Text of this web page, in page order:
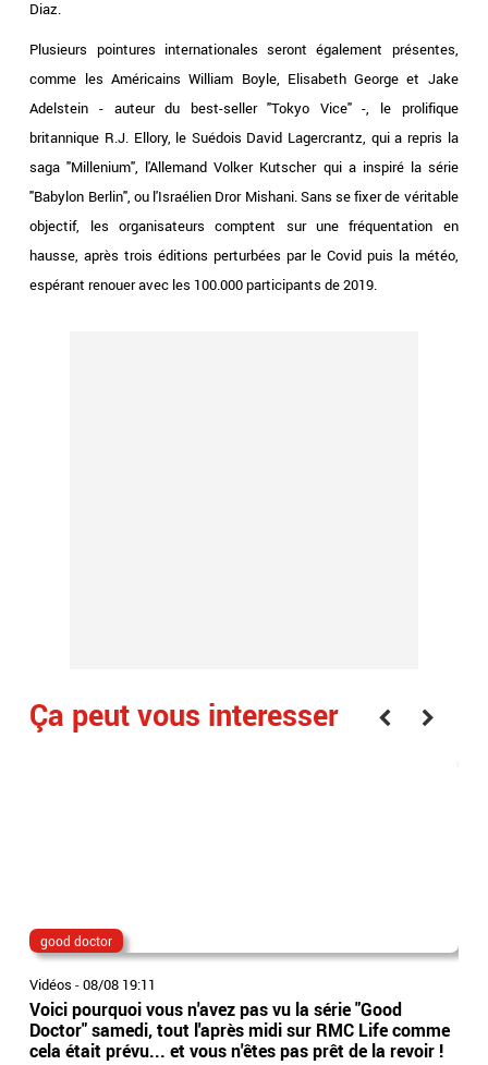
Diaz.
Plusieurs pointures internationales seront également présentes,
comme les Américains William Boyle, Elisabeth George et Jake
Adelstein - auteur du best-seller "Tokyo Vice" -, le prolifique
britannique R.J. Ellory, le Suédois David Lagercrantz, qui a repris la
saga "Millenium", l'Allemand Volker Kutscher qui a inspiré la série
"Babylon Berlin", ou l'Israélien Dror Mishani. Sans se fixer de véritable
objectif, les organisateurs comptent sur une fréquentation en
hausse, après trois éditions perturbées par le Covid puis la météo,
espérant renouer avec les 100.000 participants de 2019.
Ça peut vous interesser
good doctor
Vidéos -08/08 19:11
Voici pourquoi vous n'avez pas vu la série "Good
Doctor" samedi, tout l'après midi sur RMC Life comme
cela était prévu... et vous n'êtes pas prêt de la revoir !